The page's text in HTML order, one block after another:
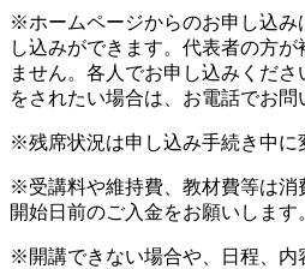
※ホームページからのお申し込み
し込みができます。代表者の方
ません。各人でお申し込みくだ
をされたい場合は、お電話でお問
※残席状況は申し込み手続き中に
※受講料や維持費、教材費等は消
開始日前のご入金をお願いします
※開講できない場合や、日程、内